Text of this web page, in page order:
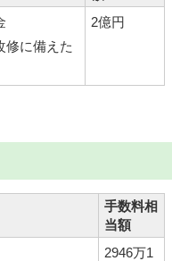
修に備えた
2億円
手数料相
当額
2946万1